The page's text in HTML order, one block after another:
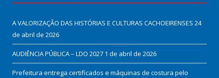
A VALORIZAÇÃO DAS HISTÓRIAS E CULTURAS CACHOEIRENSES 24
de abril de 2026
AUDIÊNCIA PÚBLICA – LDO 2027 1 de abril de 2026
Prefeitura entrega certificados e máquinas de costura pelo